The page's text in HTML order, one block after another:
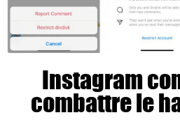
Instagram
combattre le